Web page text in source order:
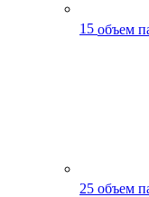
15 объем
25 объем